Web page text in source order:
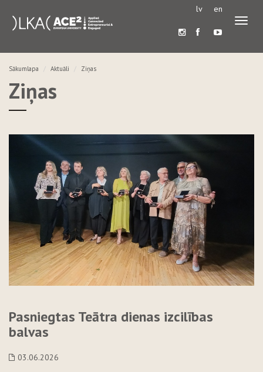
lv en
Sākumlapa Aktuāli Ziņas
Ziņas
Pasniegtas Teātra dienas izcilības
balvas
03.06.2026